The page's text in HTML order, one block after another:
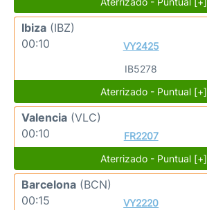
Ibiza (IBZ)
00:10
VY2425
IB5278
Aterrizado - Puntual [+]
Valencia (VLC)
00:10
FR2207
Aterrizado - Puntual [+]
Barcelona (BCN)
00:15
VY2220